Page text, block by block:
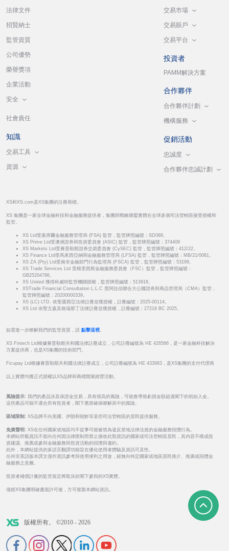
法律文件
招賢納士
監管資質
公司優勢
榮譽獎項
企業活動
安全
社會責任
知識
交易工具
資源
交易市場
交易賬戶
交易平台
投資者
PAMM解決方案
合作夥伴
合作夥伴計劃
機構服務
促銷活動
忠誠度
合作夥伴忠誠計劃
XS和XS.com是XS集團的注冊商標。
XS 集團是一家全球金融科技和金融服務提供者，集團與戰略聯盟實體在全球多個司法管轄區接受授權和
監管。
XS Ltd受塞席爾金融服務管理局 (FSA) 監管，監管牌照編號：SD089。
XS Prime Ltd受澳洲證券和投資委員會 (ASIC) 監管，監管牌照編號：374409
XS Markets Ltd受賽普勒斯證券交易委員會 (CySEC) 監管，監管牌照編號：412/22。
XS Finance Ltd受馬來西亞納閩金融服務管理局 (LFSA) 監管，監管牌照編號：MB/21/0081。
XS ZA (Pty) Ltd受南非金融部門行為監理局 (FSCA) 監管，監管牌照編號：53199。
XS Trade Services Ltd 受模里西斯金融服務委員會（FSC）監管，監管牌照編號：
GB25204786。
XS United 獲得科威特監管機關授權，監管牌照編號：513918。
XSTrade Financial Consultation L.L.C 受阿拉伯聯合大公國證券與商品管理局（CMA）監管，
監管牌照編號：20200000339。
XS (LC) LTD. 依聖露西亞法律註冊並獲授權，註冊編號：2025-00114。
XS Ltd 依聖文森及格瑞那丁法律註冊並獲授權，註冊編號：27216 BC 2025。
如需進一步瞭解我們的監管資質，請 點擊這裡。
XS Fintech Ltd根據賽普勒斯共和國法律註冊成立，公司註冊編號為 HE 426566，是一家金融科技解決
方案提供商，也是XS集團的技術部門。
Ficupay Ltd根據賽普勒斯共和國法律註冊成立，公司註冊編號為 HE 433983，是XS集團的支付代理商
以上實體均獲正式授權以XS品牌和商標開展經營活動。
風險提示: 我們的產品涉及保證金交易，具有很高的風險，可能會導致虧損金額超過閣下的初始入金。
這些產品可能不適合所有投資者，閣下應當確保瞭解其中的風險。
區域限制: XS品牌不向美國、伊朗和朝鮮等某些司法管轄區的居民提供服務。
免責聲明: XS在任何國家或地區均不從事可能被視為違反當地法律法規的金融服務招攬行為。
本網站所載資訊不面向任何因法律限制而禁止接收此類資訊的國家或司法管轄區居民，其內容不構成投
資建議、推薦或參與金融服務與投資活動的招攬與邀約。
此外，本網站提供的多語言翻譯功能旨在優化使用者體驗及資訊可及性。
任何非英語版本譯文僅作資訊參考與使用便利之用途，絕無向特定國家或地區居民推介、推廣或招攬金
融服務之意圖。
投資者補償計畫的監管規定將取決於閣下參與的XS實體。
僅經XS集團明確書面許可後，方可複製本網站資訊。
版權所有。 ©2010 - 2026